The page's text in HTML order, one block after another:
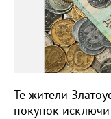
Те жители
покупок